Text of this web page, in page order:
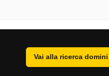
Vai alla ricerca domini